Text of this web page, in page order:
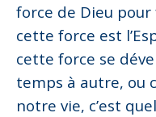
force de Dieu
cette force est
cette force se
temps à autre, ou
notre vie, c’est